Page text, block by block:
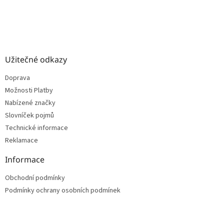
Užitečné odkazy
Doprava
Možnosti Platby
Nabízené značky
Slovníček pojmů
Technické informace
Reklamace
Informace
Obchodní podmínky
Podmínky ochrany osobních podmínek